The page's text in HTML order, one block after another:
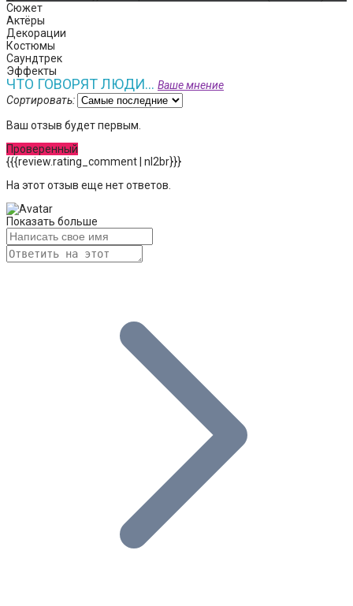
Сюжет
Актёры
Декорации
Костюмы
Саундтрек
Эффекты
ЧТО ГОВОРЯТ ЛЮДИ... Ваше мнение
Сортировать:
Ваш отзыв будет первым.
Проверенный
{{{review.rating_comment | nl2br}}}
На этот отзыв еще нет ответов.
Показать больше